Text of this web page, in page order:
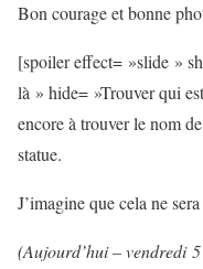
Bon courage et bonne
[spoiler effect= »slide »
là » hide= »Trouver qui
encore à trouver le nom
statue.
J’imagine que cela ne
(Aujourd’hui – vendredi